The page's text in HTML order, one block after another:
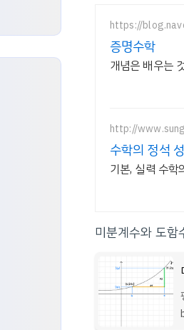
https://
증명수학
개념은 배우는
http://
수학의 정석
기본, 실력 수
미분계수와 도함